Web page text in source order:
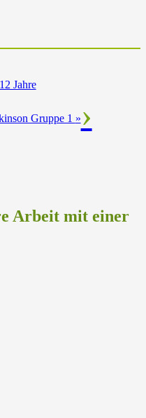
Jahre
Gruppe 1 »
Arbeit mit einer